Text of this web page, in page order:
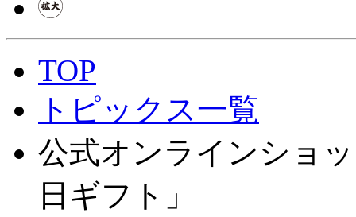
TOP
トピックス一覧
公式オンラインショ
日ギフト」